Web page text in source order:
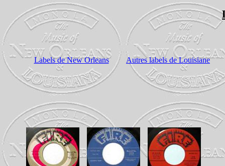
Labels de New Orleans Autres labels de Louisiane